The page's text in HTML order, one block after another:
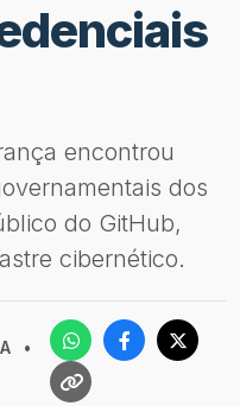
encontrou
dos
do GitHub,
cibernético.
•